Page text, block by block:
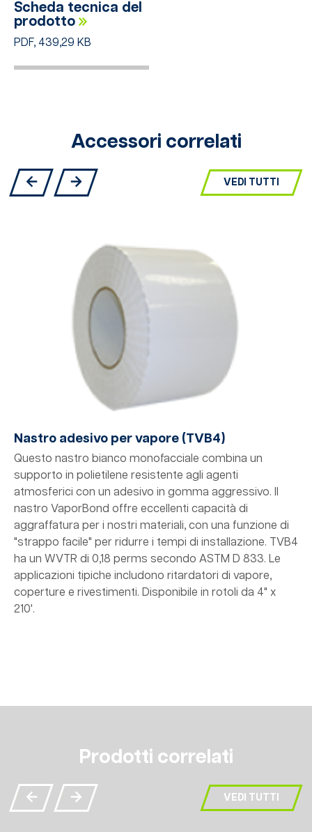
Scheda tecnica del
prodotto
PDF, 439,29 KB
Accessori correlati
VEDI TUTTI
Nastro adesivo per vapore (TVB4)
Questo nastro bianco monofacciale combina un
supporto in polietilene resistente agli agenti
atmosferici con un adesivo in gomma aggressivo. Il
nastro VaporBond offre eccellenti capacità di
aggraffatura per i nostri materiali, con una funzione di
"strappo facile" per ridurre i tempi di installazione. TVB4
ha un WVTR di 0,18 perms secondo ASTM D 833. Le
applicazioni tipiche includono ritardatori di vapore,
coperture e rivestimenti. Disponibile in rotoli da 4" x
210'.
Prodotti correlati
VEDI TUTTI